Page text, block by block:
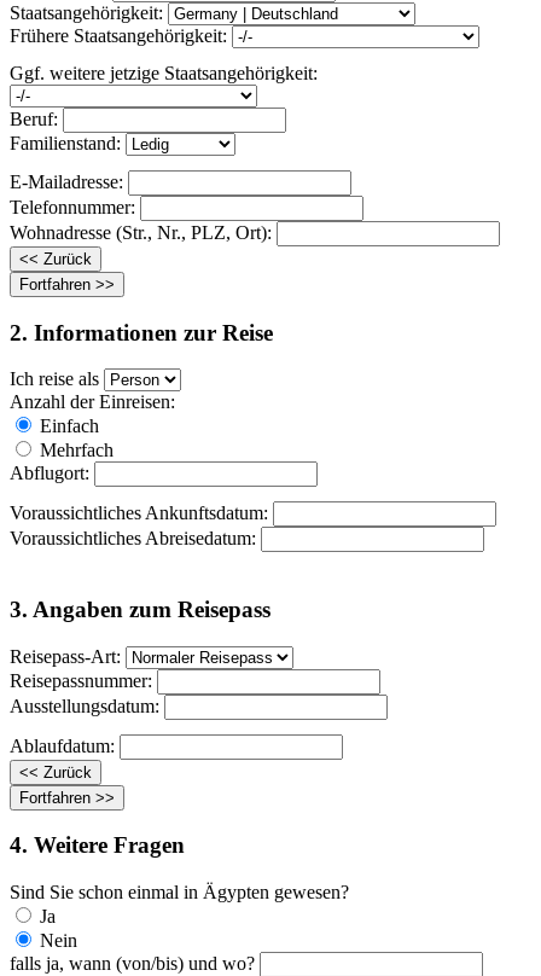
Staatsangehörigkeit:
Frühere Staatsangehörigkeit:
Ggf. weitere jetzige Staatsangehörigkeit:
Beruf:
Familienstand:
E-Mailadresse:
Telefonnummer:
Wohnadresse (Str., Nr., PLZ, Ort):
2. Informationen zur Reise
Ich reise als
Anzahl der Einreisen:
Einfach
Mehrfach
Abflugort:
Voraussichtliches Ankunftsdatum:
Voraussichtliches Abreisedatum:
3. Angaben zum Reisepass
Reisepass-Art:
Reisepassnummer:
Ausstellungsdatum:
Ablaufdatum:
4. Weitere Fragen
Sind Sie schon einmal in Ägypten gewesen?
Ja
Nein
falls ja, wann (von/bis) und wo?